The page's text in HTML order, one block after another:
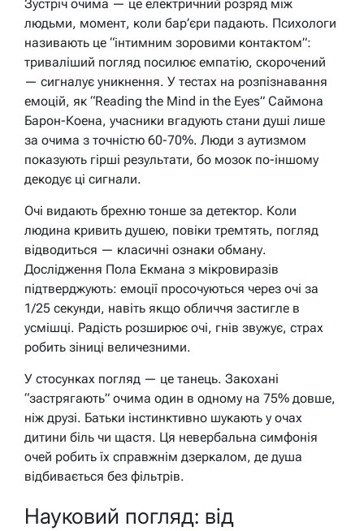
Зустріч очима — це електричний розряд між
людьми, момент, коли бар’єри падають. Психологи
називають це “інтимним зоровими контактом”:
триваліший погляд посилює емпатію, скорочений
— сигналує уникнення. У тестах на розпізнавання
емоцій, як “Reading the Mind in the Eyes” Саймона
Барон-Коена, учасники вгадують стани душі лише
за очима з точністю 60-70%. Люди з аутизмом
показують гірші результати, бо мозок по-іншому
декодує ці сигнали.
Очі видають брехню тонше за детектор. Коли
людина кривить душею, повіки тремтять, погляд
відводиться — класичні ознаки обману.
Дослідження Пола Екмана з мікровиразів
підтверджують: емоції просочуються через очі за
1/25 секунди, навіть якщо обличчя застигле в
усмішці. Радість розширює очі, гнів звужує, страх
робить зіниці величезними.
У стосунках погляд — це танець. Закохані
“застрягають” очима один в одному на 75% довше,
ніж друзі. Батьки інстинктивно шукають у очах
дитини біль чи щастя. Ця невербальна симфонія
очей робить їх справжнім дзеркалом, де душа
відбивається без фільтрів.
Науковий погляд: від